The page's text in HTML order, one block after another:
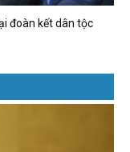
đoàn kết dân tộc